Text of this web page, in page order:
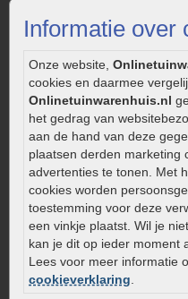
Informatie over
Onze website,
cookies en daarmee
Onlinetuinwarenhuis.nl
het gedrag van
aan de hand van deze
plaatsen derden marketing
advertenties te tonen. Met
cookies worden
toestemming voor deze
een vinkje plaatst. Wil je
kan je dit op ieder moment
Lees voor meer informatie
cookieverklaring.
Legverbanden gebakken
Onderhoud van gebakken
Aanlegtips voor gebakken
Zelf een terras aanleggen
Kleine stadstuin inrichten
0320 – 219170
Kaapstanderweg 41
8243 RB Lelystad
info@onlinetuinwarenhuis.nl
Routebeschrijving
Openingstijden